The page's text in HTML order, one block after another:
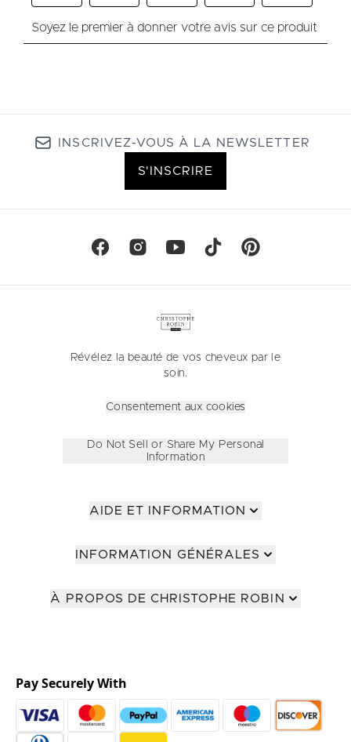
INSCRIVEZ-VOUS À LA NEWSLETTER
S'INSCRIRE
Révélez la beauté de vos cheveux par le
soin.
Consentement aux cookies
Do Not Sell or Share My Personal
Information
AIDE ET INFORMATION
INFORMATION GÉNÉRALES
À PROPOS DE CHRISTOPHE ROBIN
Pay Securely With